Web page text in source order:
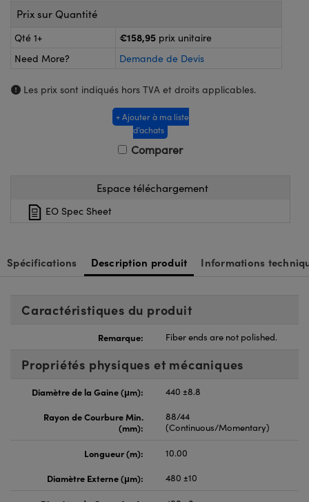
ou Coupleurs
de Poche ou à Mesure Directe
Labs™
Prix sur Quantité
Qté 1+ €158,95 prix unitaire
Need More?
Demande de Devis
Les prix sont indiqués hors TVA et droits applicables.
+ Ajouter à ma liste
d’achats
Comparer
Espace téléchargement
EO Spec Sheet
Spécifications Description produit Informations
Caractéristiques du produit
Remarque: Fiber ends are not polished.
Propriétés physiques et mécaniques
Diamètre de la Gaine (μm):
440 ±8.8
Rayon de Courbure Min.
(mm):
88/44
(Continuous/Momentary)
Longueur (m):
10.00
Diamètre Externe (μm):
480 ±10